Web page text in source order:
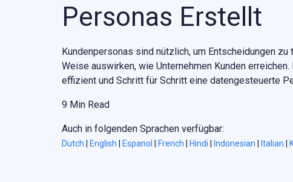
Personas Erstellt
Kundenpersonas sind nützlich, um Entscheidungen
Weise auswirken, wie Unternehmen Kunden
effizient und Schritt für Schritt eine datengesteuerte
9 Min Read
Auch in folgenden Sprachen verfügbar:
Dutch | English | Espanol | French | Hindi | Indonesian | Italian |